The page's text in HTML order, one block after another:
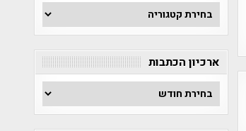
חפש
לפי
קטגוריה
ארכיון הכתבות
ארכיון
הכתבות